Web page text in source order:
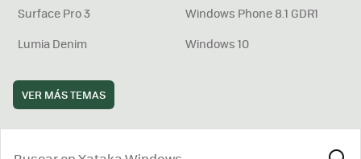
Surface Pro 3
Windows Phone 8.1 GDR1
Lumia Denim
Windows 10
VER MÁS TEMAS